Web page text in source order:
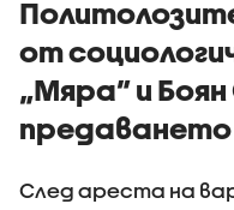
от
„Мяра” и
предаването
След ареста на